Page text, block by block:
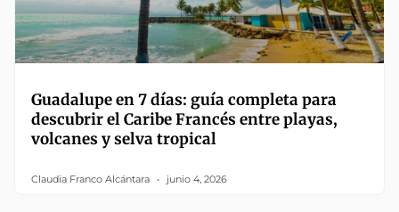
Guadalupe en 7 días: guía completa para
descubrir el Caribe Francés entre playas,
volcanes y selva tropical
Claudia Franco Alcántara junio 4, 2026